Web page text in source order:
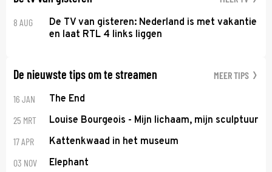
8 AUG
De TV van gisteren: Nederland is met vakantie
en laat RTL 4 links liggen
De nieuwste tips om te streamen MEER TIPS
16 JAN The End
25 MRT Louise Bourgeois - Mijn lichaam, mijn sculptuur
17 APR Kattenkwaad in het museum
03 NOV Elephant